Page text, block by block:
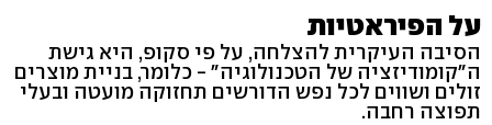
על הפיראטיות
הסיבה העיקרית להצלחה, על פי סקופ, היא גישת
ה"קומודיזציה של הטכנולוגיה" - כלומר, בניית מוצרים
זולים ושווים לכל נפש הדורשים תחזוקה מועטה ובעלי
תפוצה רחבה.